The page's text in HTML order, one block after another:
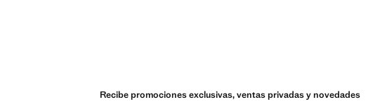
Recibe promociones exclusivas, ventas privadas y novedades